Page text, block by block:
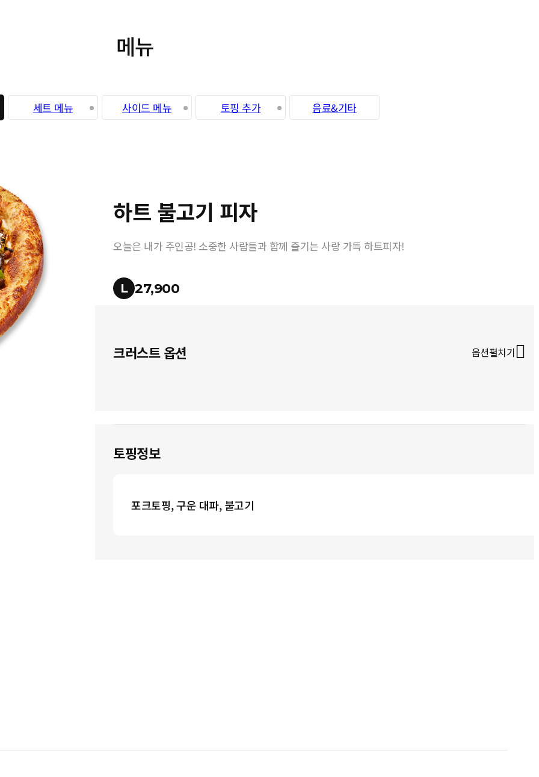
메뉴
세트 메뉴 사이드 메뉴 토핑 추가 음료&기타
하트 불고기 피자
오늘은 내가 주인공! 소중한 사람들과 함께 즐기는 사랑 가득 하트피자!
L 27,900
크러스트 옵션 옵션펼치기
토핑정보
포크토핑, 구운 대파, 불고기